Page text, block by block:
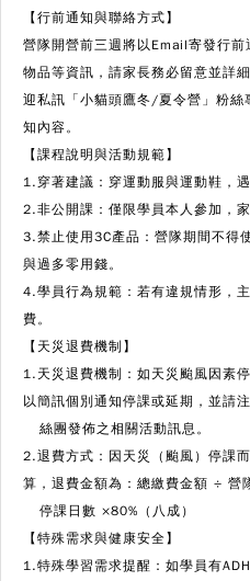
【行前通知與聯絡方式】
營隊開營前三週將以Email寄發行
物品等資訊，請家長務必留意並詳
迎私訊「小貓頭鷹冬/夏令營」粉絲
知內容。
【課程說明與活動規範】
1.穿著建議：穿運動服與運動鞋，遇
2.非公開課：僅限學員本人參加，家
3.禁止使用3C產品：營隊期間不得
與過多零用錢。
4.學員行為規範：若有違規情形，
費。
【天災退費機制】
1.天災退費機制：如天災颱風因素
以簡訊個別通知停課或延期，並請
絲團發佈之相關活動訊息。
2.退費方式：因天災（颱風）停課
算，退費金額為：總繳費金額 ÷ 營
停課日數 ×80%（八成）
【特殊需求與健康安全】
1.特殊學習需求提醒：如學員有